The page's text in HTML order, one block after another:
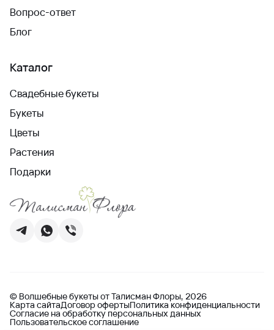
Вопрос-ответ
Блог
Каталог
Свадебные букеты
Букеты
Цветы
Растения
Подарки
© Волшебные букеты от Талисман Флоры, 2026
Карта сайтаДоговор офертыПолитика конфиденциальности
Согласие на обработку персональных данных
Пользовательское соглашение